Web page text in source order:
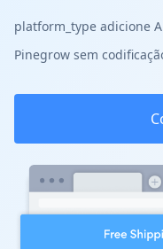
platform_type adicione
Pinegrow sem